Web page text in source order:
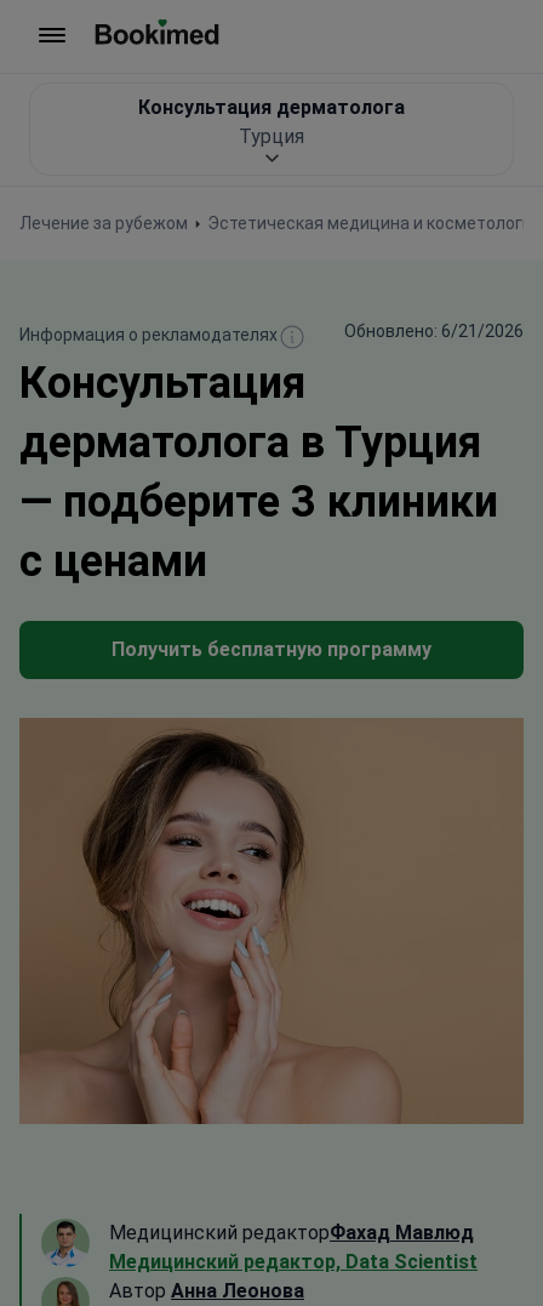
Лечение за рубежом Эстетическая медицина и косметология
Консультация дерматолога
Турция
Информация о рекламодателях Обновлено: 6/21/2026
Консультация
дерматолога в Турция
— подберите 3 клиники
с ценами
Получить бесплатную программу
Медицинский редакторФахад Мавлюд
Медицинский редактор, Data Scientist
Автор Анна Леонова